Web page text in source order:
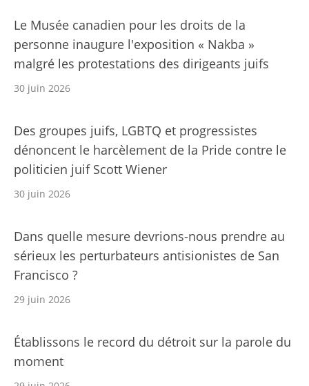
Le Musée canadien pour les droits de la
personne inaugure l'exposition « Nakba »
malgré les protestations des dirigeants juifs
30 juin 2026
Des groupes juifs, LGBTQ et progressistes
dénoncent le harcèlement de la Pride contre le
politicien juif Scott Wiener
30 juin 2026
Dans quelle mesure devrions-nous prendre au
sérieux les perturbateurs antisionistes de San
Francisco ?
29 juin 2026
Établissons le record du détroit sur la parole du
moment